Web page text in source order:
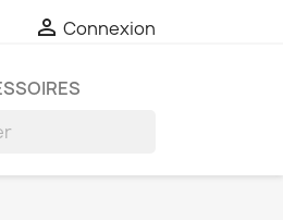
 Connexion